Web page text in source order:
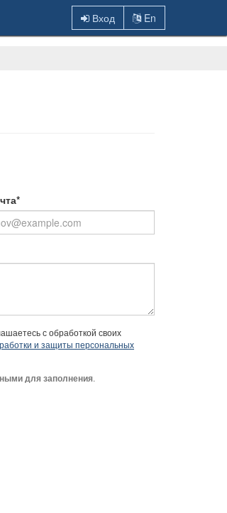
Вход En
с обработкой своих
и защиты персональных
для заполнения.